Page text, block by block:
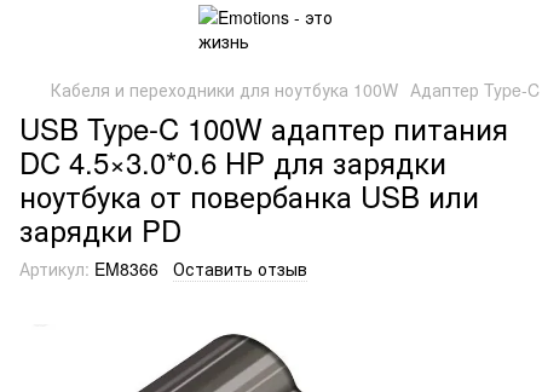
Кабеля и переходники для ноутбука 100W Адаптер Type-
USB Type-C 100W адаптер питания
DC 4.5×3.0*0.6 HP для зарядки
ноутбука от повербанка USB или
зарядки PD
Артикул: EM8366 Оставить отзыв